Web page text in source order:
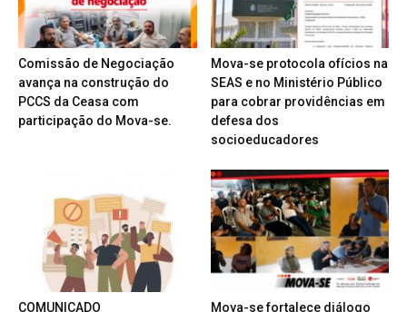
Comissão de Negociação
avança na construção do
PCCS da Ceasa com
participação do Mova-se.
Mova-se protocola ofícios na
SEAS e no Ministério Público
para cobrar providências em
defesa dos
socioeducadores
COMUNICADO
Mova-se fortalece diálogo